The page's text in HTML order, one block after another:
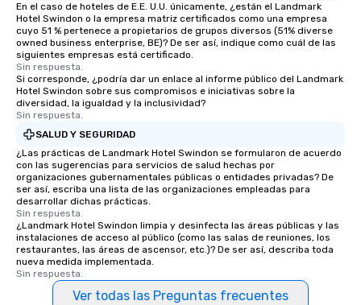
En el caso de hoteles de E.E. U.U. únicamente, ¿están el Landmark
Hotel Swindon o la empresa matriz certificados como una empresa
cuyo 51 % pertenece a propietarios de grupos diversos (51% diverse
owned business enterprise, BE)? De ser así, indique como cuál de las
siguientes empresas está certificado.
Sin respuesta.
Si corresponde, ¿podría dar un enlace al informe público del Landmark
Hotel Swindon sobre sus compromisos e iniciativas sobre la
diversidad, la igualdad y la inclusividad?
Sin respuesta.
SALUD Y SEGURIDAD
¿Las prácticas de Landmark Hotel Swindon se formularon de acuerdo
con las sugerencias para servicios de salud hechas por
organizaciones gubernamentales públicas o entidades privadas? De
ser así, escriba una lista de las organizaciones empleadas para
desarrollar dichas prácticas.
Sin respuesta.
¿Landmark Hotel Swindon limpia y desinfecta las áreas públicas y las
instalaciones de acceso al público (como las salas de reuniones, los
restaurantes, las áreas de ascensor, etc.)? De ser así, describa toda
nueva medida implementada.
Sin respuesta.
Ver todas las Preguntas frecuentes